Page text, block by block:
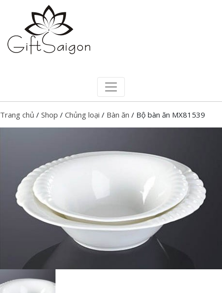
Trang chủ / Shop / Chủng loại / Bàn ăn / Bộ bàn ăn MX81539